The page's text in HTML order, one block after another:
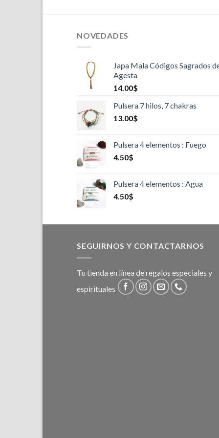
NOVEDADES
Japa Mala Códigos Sagrados
Agesta
14.00$
Pulsera 7 hilos, 7 chakras
13.00$
Pulsera 4 elementos : Fuego
4.50$
Pulsera 4 elementos : Agua
4.50$
SEGUIRNOS Y CONTACTARNOS
Tu tienda en línea de regalos especiales y
espirituales